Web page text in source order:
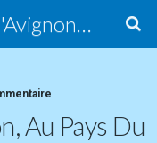
LPO PACA Héron d'Avignon, groupe local
Au Pays Du